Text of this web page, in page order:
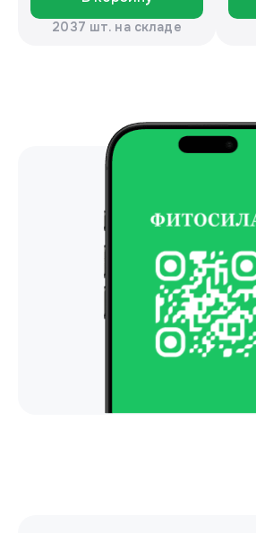
2037 шт. на складе